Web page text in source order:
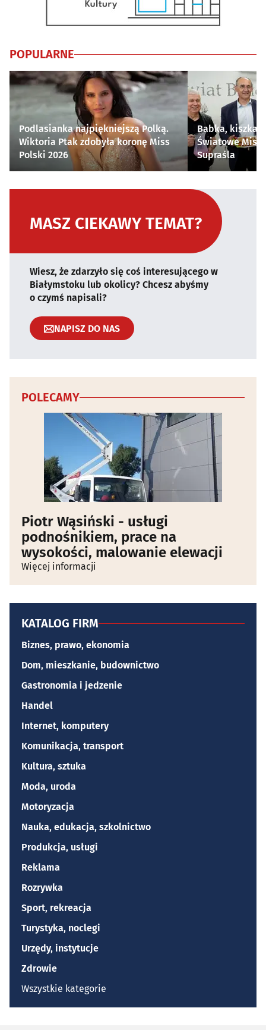
POPULARNE
Podlasianka najpiękniejszą Polką.
Wiktoria Ptak zdobyła koronę Miss
Polski 2026
Babka, kiszka i
Światowe
Supraśla
MASZ CIEKAWY TEMAT?
Wiesz, że zdarzyło się coś interesującego w
Białymstoku lub okolicy? Chcesz abyśmy
o czymś napisali?
NAPISZ DO NAS
POLECAMY
Piotr Wąsiński - usługi
podnośnikiem, prace na
wysokości, malowanie elewacji
Więcej informacji
KATALOG FIRM
Biznes, prawo, ekonomia
Dom, mieszkanie, budownictwo
Gastronomia i jedzenie
Handel
Internet, komputery
Komunikacja, transport
Kultura, sztuka
Moda, uroda
Motoryzacja
Nauka, edukacja, szkolnictwo
Produkcja, usługi
Reklama
Rozrywka
Sport, rekreacja
Turystyka, noclegi
Urzędy, instytucje
Zdrowie
Wszystkie kategorie